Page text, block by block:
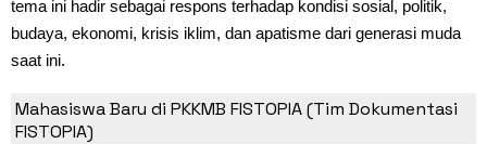
tema ini hadir sebagai respons terhadap kondisi sosial, politik,
budaya, ekonomi, krisis iklim, dan apatisme dari generasi muda
saat ini.
Menelusuri Makna FISTOPIA
Mahasiswa Baru di PKKMB FISTOPIA (Tim Dokumentasi
FISTOPIA)